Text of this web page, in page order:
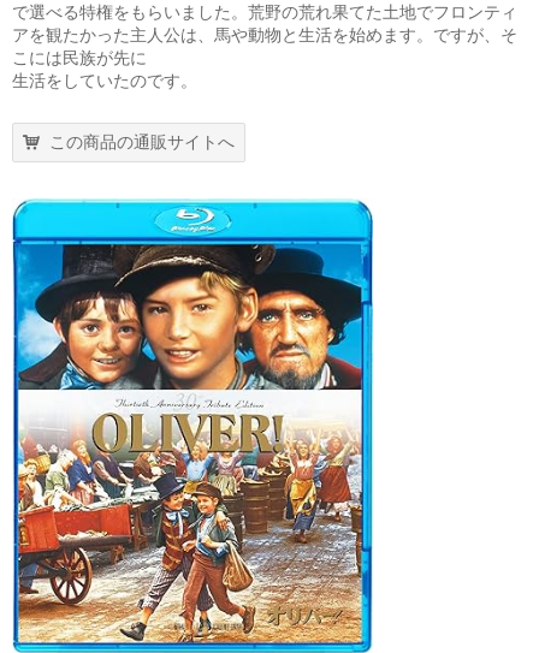
で選べる特権をもらいました。荒野の荒れ果てた土地でフロンティ
アを観たかった主人公は、馬や動物と生活を始めます。ですが、そ
こには民族が先に
生活をしていたのです。
この商品の通販サイトへ